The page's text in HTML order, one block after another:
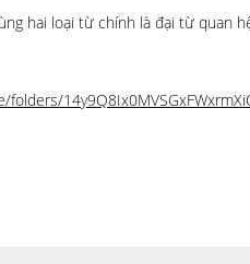
hai loại từ chính là đại từ quan